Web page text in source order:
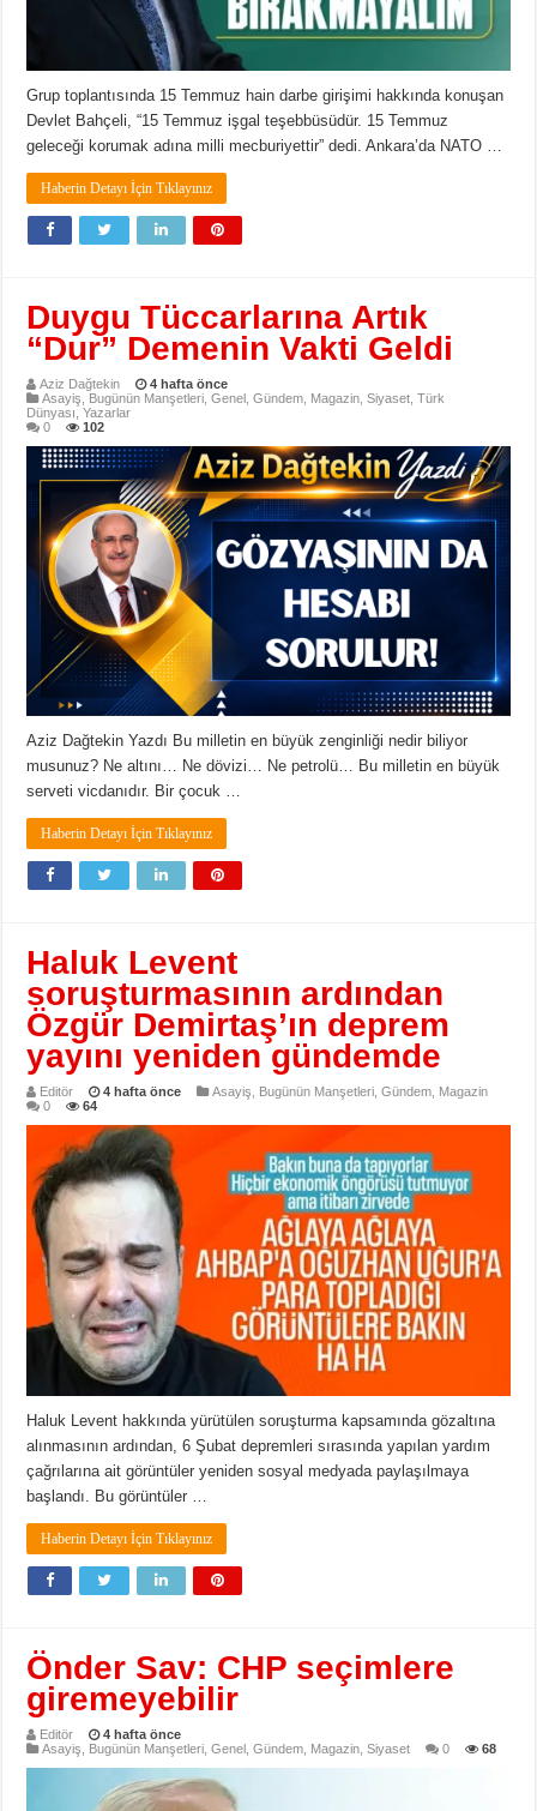
Grup toplantısında 15 Temmuz hain darbe girişimi hakkında konuşan
Devlet Bahçeli, “15 Temmuz işgal teşebbüsüdür. 15 Temmuz
geleceği korumak adına milli mecburiyettir” dedi. Ankara’da NATO …
Haberin Detayı İçin Tıklayınız
Duygu Tüccarlarına Artık
“Dur” Demenin Vakti Geldi
Aziz Dağtekin
4 hafta önce
Asayiş
Bugünün Manşetleri ,Genel ,Gündem Magazin ,Siyaset ,Türk
Dünyası ,Yazarlar
0
102
Aziz Dağtekin Yazdı Bu milletin en büyük zenginliği nedir biliyor
musunuz? Ne altını… Ne dövizi… Ne petrolü… Bu milletin en büyük
serveti vicdanıdır. Bir çocuk …
Haberin Detayı İçin Tıklayınız
Haluk Levent
soruşturmasının ardından
Özgür Demirtaş’ın deprem
yayını yeniden gündemde
Editör 4 hafta önce Asayiş, Bugünün Manşetleri,Gündem, Magazin
0
64
Haluk Levent hakkında yürütülen soruşturma kapsamında gözaltına
alınmasının ardından, 6 Şubat depremleri sırasında yapılan yardım
çağrılarına ait görüntüler yeniden sosyal medyada paylaşılmaya
başlandı. Bu görüntüler …
Haberin Detayı İçin Tıklayınız
Önder Sav: CHP seçimlere
giremeyebilir
Editör
4 hafta önce
Asayiş, Bugünün Manşetleri,Genel ,Gündem, Magazin,Siyaset 0 68